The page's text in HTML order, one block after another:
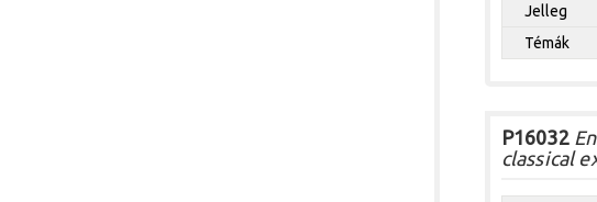
Jelleg
Témák
P16032
classical